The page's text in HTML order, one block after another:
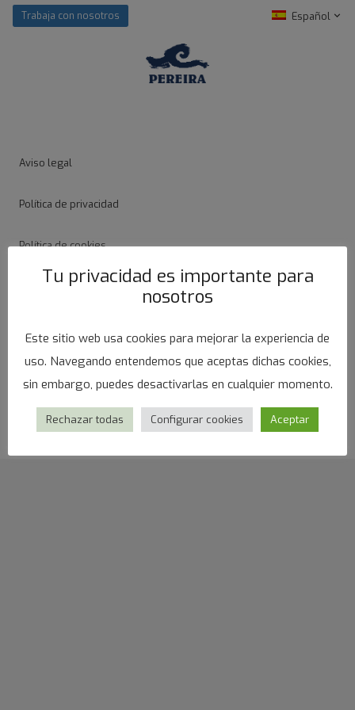
Trabaja con nosotros Español
Aviso legal
Política de privacidad
Política de cookies
AyudasTu privacidad es importante para
nosotros
Este sitio web usa cookies para mejorar la experiencia de
uso. Navegando entendemos que aceptas dichas cookies,
sin embargo, puedes desactivarlas en cualquier momento.
Rechazar todas Configurar cookies Aceptar